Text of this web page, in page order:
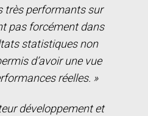
très performants sur
pas forcément dans
statistiques non
d’avoir une vue
réelles. »
développement et